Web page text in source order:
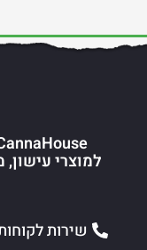
למוצרי עישון,
שירות לקוחות: 053-438-